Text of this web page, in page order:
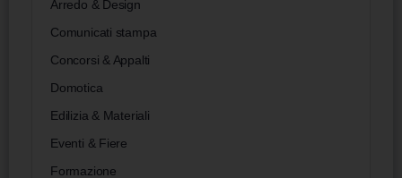
Arredo & Design
Comunicati stampa
Concorsi & Appalti
Domotica
Edilizia & Materiali
Eventi & Fiere
Formazione